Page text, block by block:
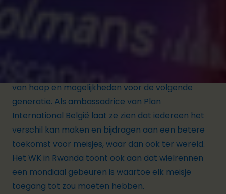
Met haar inspirerende toewijding en
van hoop en mogelijkheden voor de volgende
generatie. Als ambassadrice van Plan
International België laat ze zien dat iedereen het
verschil kan maken en bijdragen aan een betere
toekomst voor meisjes, waar dan ook ter wereld.
Het WK in Rwanda toont ook aan dat wielrennen
een mondiaal gebeuren is waartoe elk meisje
toegang tot zou moeten hebben.